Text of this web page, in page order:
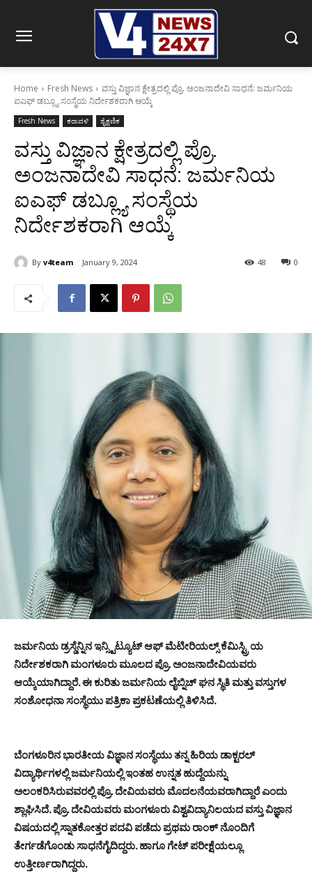
Home Fresh News
ವಸ್ತು ವಿಜ್ಞಾನ ಕ್ಷೇತ್ರದಲ್ಲಿ ಪ್ರೊ. ಅಂಜನಾದೇವಿ ಸಾಧನೆ: ಜರ್ಮನಿಯ
ಐಎಫ್ ಡಬ್ಲ್ಯೂ ಸಂಸ್ಥೆಯ ನಿರ್ದೇಶಕರಾಗಿ ಆಯ್ಕೆ
Fresh News ಕರಾವಳಿ ಶೈಕ್ಷಣಿಕ
ವಸ್ತು ವಿಜ್ಞಾನ ಕ್ಷೇತ್ರದಲ್ಲಿ ಪ್ರೊ.
ಅಂಜನಾದೇವಿ ಸಾಧನೆ: ಜರ್ಮನಿಯ
ಐಎಫ್ ಡಬ್ಲ್ಯೂ ಸಂಸ್ಥೆಯ
ನಿರ್ದೇಶಕರಾಗಿ ಆಯ್ಕೆ
By v4team January 9, 2024 0
48
ಜರ್ಮನಿಯ ಡ್ರಸ್ಡೆನ್ನಿನ ಇನ್ಸ್ಟಿಟ್ಯೂಟ್ ಆಫ್ ಮೆಟೀರಿಯಲ್ಸ್ ಕೆಮಿಸ್ಟ್ರಿ ಯ
ನಿರ್ದೇಶಕರಾಗಿ ಮಂಗಳೂರು ಮೂಲದ ಪ್ರೊ. ಅಂಜನಾದೇವಿಯವರು
ಆಯ್ಕೆಯಾಗಿದ್ದಾರೆ. ಈ ಕುರಿತು ಜರ್ಮನಿಯ ಲೈಬ್ನಿಚ್ ಘನ ಸ್ಥಿತಿ ಮತ್ತು ವಸ್ತುಗಳ
ಸಂಶೋಧನಾ ಸಂಸ್ಥೆಯು ಪತ್ರಿಕಾ ಪ್ರಕಟಣೆಯಲ್ಲಿ ತಿಳಿಸಿದೆ.
ಬೆಂಗಳೂರಿನ ಭಾರತೀಯ ವಿಜ್ಞಾನ ಸಂಸ್ಥೆಯು ತನ್ನ ಹಿರಿಯ ಡಾಕ್ಟರಲ್
ವಿದ್ಯಾರ್ಥಿಗಳಲ್ಲಿ ಜರ್ಮನಿಯಲ್ಲಿ ಇಂತಹ ಉನ್ನತ ಹುದ್ದೆಯನ್ನು
ಅಲಂಕರಿಸಿರುವವರಲ್ಲಿ ಪ್ರೊ. ದೇವಿಯವರು ಮೊದಲನೆಯವರಾಗಿದ್ದಾರೆ ಎಂದು
ಶ್ಲಾಘಿಸಿದೆ. ಪ್ರೊ. ದೇವಿಯವರು ಮಂಗಳೂರು ವಿಶ್ವವಿದ್ಯಾನಿಲಯದ ವಸ್ತು ವಿಜ್ಞಾನ
ವಿಷಯದಲ್ಲಿ ಸ್ನಾತಕೋತ್ತರ ಪದವಿ ಪಡೆದು ಪ್ರಥಮ ರಾಂಕ್ ನೊಂದಿಗೆ
ತೇರ್ಗಡೆಗೊಂಡು ಸಾಧನೆಗೈದಿದ್ದರು. ಹಾಗೂ ಗೇಟ್ ಪರೀಕ್ಷೆಯಲ್ಲೂ
ಉತ್ತೀರ್ಣರಾಗಿದ್ದರು.